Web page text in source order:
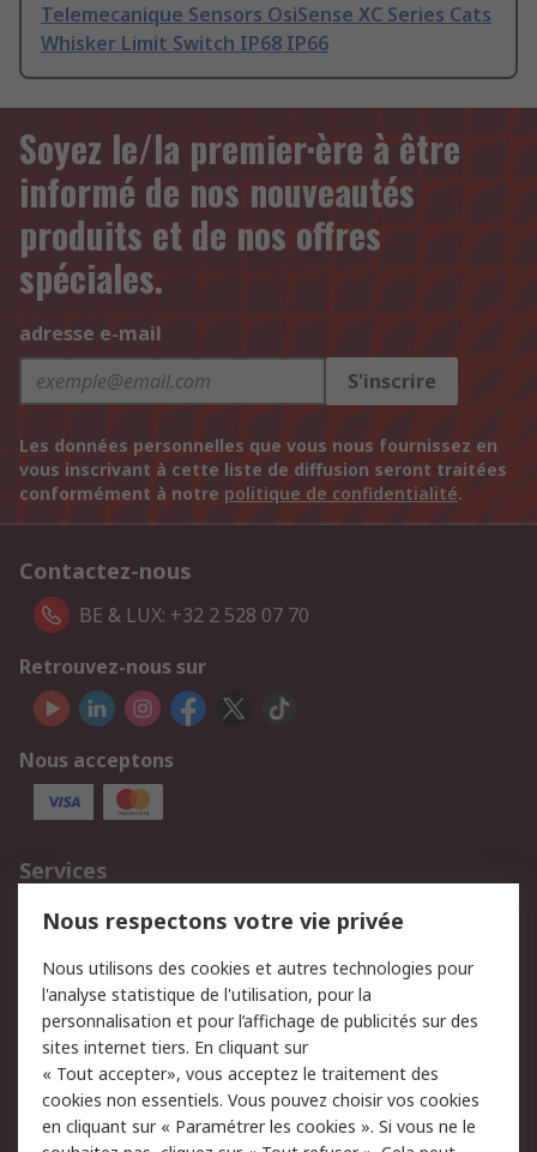
Telemecanique Sensors OsiSense XC Series Cats
Whisker Limit Switch IP68 IP66
Soyez le/la premier·ère à être
informé de nos nouveautés
produits et de nos offres
spéciales.
adresse e-mail
S'inscrire
Les données personnelles que vous nous fournissez en
vous inscrivant à cette liste de diffusion seront traitées
conformément à notre politique de confidentialité.
Contactez-nous
BE & LUX: +32 2 528 07 70
Retrouvez-nous sur
Nous acceptons
Services
750.000 produits
2.500 marques
Retours
Support technique
Track & trace
Legal
Politique de cookies
Sécurité des e-mails
Nous respectons votre vie privée
Nous utilisons des cookies et autres technologies pour
l'analyse statistique de l'utilisation, pour la
personnalisation et pour l’affichage de publicités sur des
sites internet tiers. En cliquant sur
« Tout accepter», vous acceptez le traitement des
cookies non essentiels. Vous pouvez choisir vos cookies
en cliquant sur « Paramétrer les cookies ». Si vous ne le